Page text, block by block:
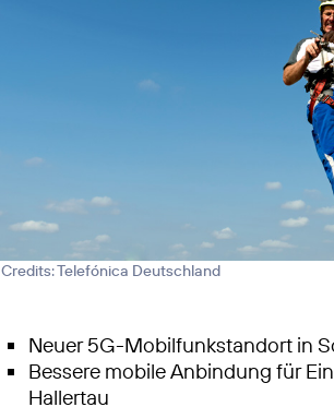
Credits: Telefónica Deutschland
Neuer 5G-Mobilfunkstandort in
Bessere mobile Anbindung für
Hallertau